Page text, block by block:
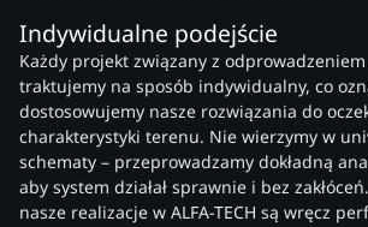
Indywidualne podejście
Każdy projekt związany z
traktujemy na sposób indywidualny, co
dostosowujemy nasze rozwiązania do
charakterystyki terenu. Nie wierzymy w
schematy – przeprowadzamy dokładną
aby system działał sprawnie i bez
nasze realizacje w ALFA-TECH są wręcz